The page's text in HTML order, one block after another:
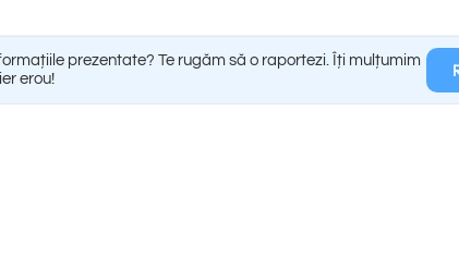
prezentate? Te rugăm să o raportezi. Îți mulțumim
erou!